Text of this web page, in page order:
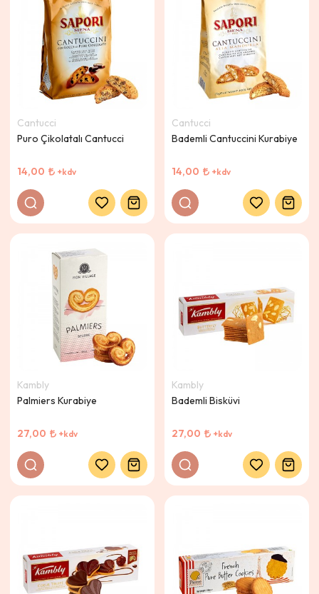
Cantucci
Puro Çikolatalı Cantucci
14,00 +kdv
Cantucci
Bademli Cantuccini Kurabiye
14,00 +kdv
Kambly
Palmiers Kurabiye
27,00 +kdv
Kambly
Bademli Bisküvi
27,00 +kdv